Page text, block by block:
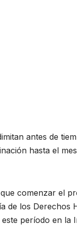
antes de
hasta el
comenzar el
los Derechos
período en la